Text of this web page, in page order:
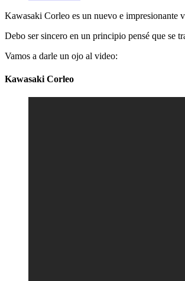
Kawasaki Corleo es un nuevo e impresionante
Debo ser sincero en un principio pensé que se
Vamos a darle un ojo al video:
Kawasaki Corleo